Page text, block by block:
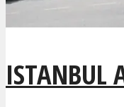
ISTANBUL